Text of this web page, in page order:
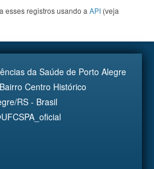
esses registros usando a API (veja
da Saúde de Porto Alegre
Centro Histórico
RS - Brasil